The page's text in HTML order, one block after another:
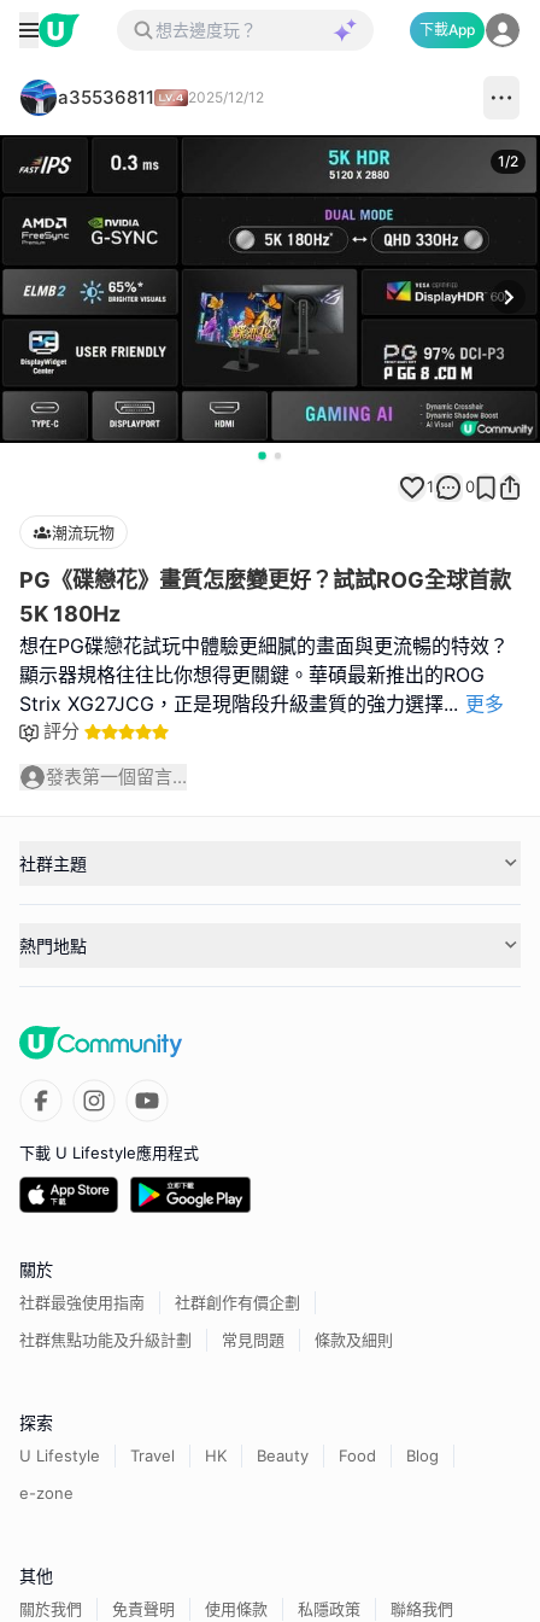
下載App
a35536811 2025/12/12
1/2
1 0
潮流玩物
PG《碟戀花》畫質怎麼變更好？試試ROG全球首款
5K 180Hz
想在PG碟戀花試玩中體驗更細膩的畫面與更流暢的特效？
顯示器規格往往比你想得更關鍵。華碩最新推出的ROG
Strix XG27JCG，正是現階段升級畫質的強力選擇... 更多
評分
發表第一個留言...
社群主題
熱門地點
下載 U Lifestyle應用程式
關於
社群最強使用指南
社群創作有價企劃
社群焦點功能及升級計劃
常見問題 條款及細則
探索
U Lifestyle Travel HK Beauty Food
Blog
e-zone
其他
關於我們 免責聲明 使用條款 私隱政策 聯絡我們